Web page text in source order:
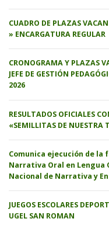
CUADRO DE PLAZAS
» ENCARGATURA REGULAR
CRONOGRAMA Y PLAZAS
JEFE DE GESTIÓN
2026
RESULTADOS OFICIALES
«SEMILLITAS DE NUESTRA
Comunica ejecución de
Narrativa Oral en Lengua
Nacional de Narrativa y
JUEGOS ESCOLARES
UGEL SAN ROMAN